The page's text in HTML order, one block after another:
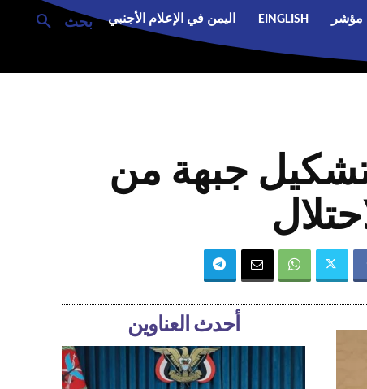
بحث مؤشر EINGLISH اليمن في الإعلام الأجنبي
جبهة من
أحدث العناوين